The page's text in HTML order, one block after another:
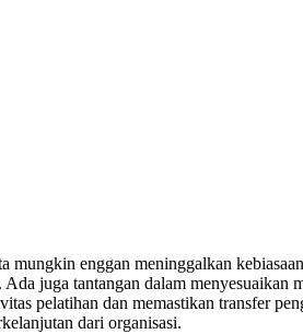
mungkin enggan meninggalkan
juga tantangan dalam menyesuaikan
pelatihan dan memastikan transfer
dari organisasi.